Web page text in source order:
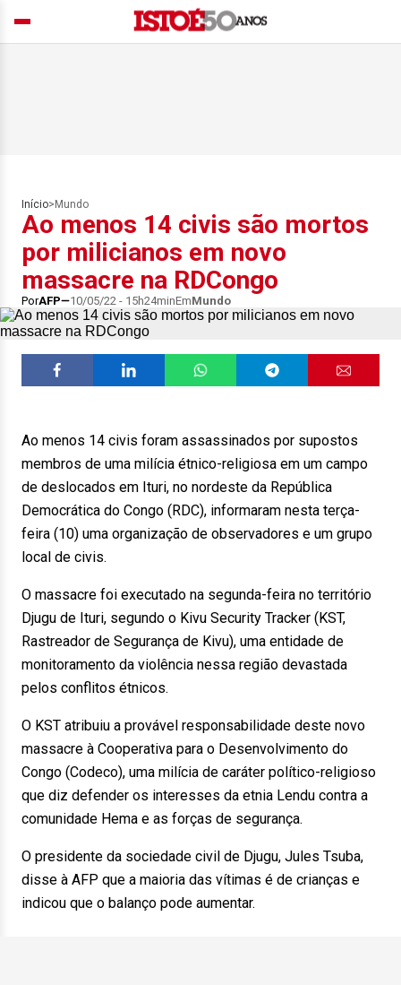
Início> Mundo
Ao menos 14 civis são mortos
por milicianos em novo
massacre na RDCongo
PorAFP 10/05/22 - 15h24minEmMundo
Ao menos 14 civis foram assassinados por supostos
membros de uma milícia étnico-religiosa em um campo
de deslocados em Ituri, no nordeste da República
Democrática do Congo (RDC), informaram nesta terça-
feira (10) uma organização de observadores e um grupo
local de civis.
O massacre foi executado na segunda-feira no território
Djugu de Ituri, segundo o Kivu Security Tracker (KST,
Rastreador de Segurança de Kivu), uma entidade de
monitoramento da violência nessa região devastada
pelos conflitos étnicos.
O KST atribuiu a provável responsabilidade deste novo
massacre à Cooperativa para o Desenvolvimento do
Congo (Codeco), uma milícia de caráter político-religioso
que diz defender os interesses da etnia Lendu contra a
comunidade Hema e as forças de segurança.
O presidente da sociedade civil de Djugu, Jules Tsuba,
disse à AFP que a maioria das vítimas é de crianças e
indicou que o balanço pode aumentar.